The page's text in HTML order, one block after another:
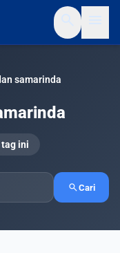
samarinda
ini
searchCari